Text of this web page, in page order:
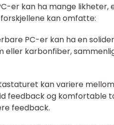
er kan ha mange likheter,
kan omfatte:
PC-er kan ha en
eller karbonfiber,
kan variere
feedback og komfortable
feedback.